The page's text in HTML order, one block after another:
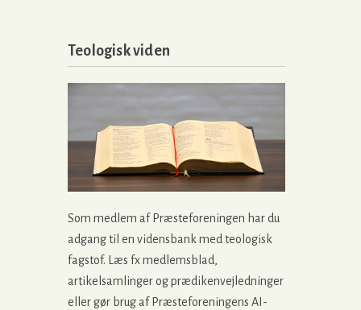
Teologisk viden
Som medlem af Præsteforeningen har du
adgang til en vidensbank med teologisk
fagstof. Læs fx medlemsblad,
artikelsamlinger og prædikenvejledninger
eller gør brug af Præsteforeningens AI-